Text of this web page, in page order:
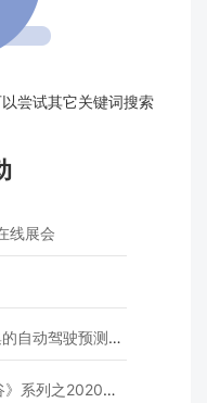
尝试其它关键词搜索
线展会
驶预测模型挑战赛
2020年度开源峰会